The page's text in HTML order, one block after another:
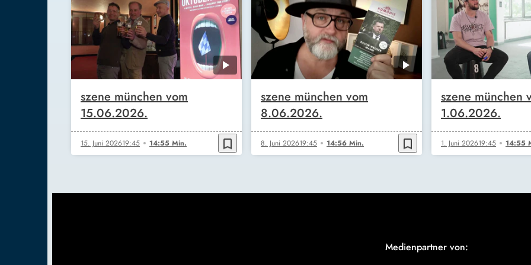
szene münchen vom
15.06.2026.
15. Juni 202619:45 14:55 Min. bookmark_border
szene münchen vom
8.06.2026.
8. Juni 202619:45 14:56 Min. bookmark_border
szene münchen
1.06.2026.
1. Juni 202619:45 14:55
Medienpartner von: